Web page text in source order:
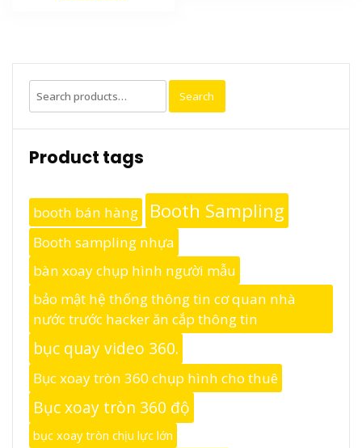
Search
for:
Search
Product tags
booth bán hàng Booth Sampling
Booth sampling nhựa
bàn xoay chụp hình người mẫu
bảo mật hệ thống thông tin cơ quan nhà
nước trước hacker ăn cắp thông tin
bục quay video 360.
Bục xoay tròn 360 chụp hình cho thuê
Bục xoay tròn 360 độ
bục xoay tròn chịu lực lớn